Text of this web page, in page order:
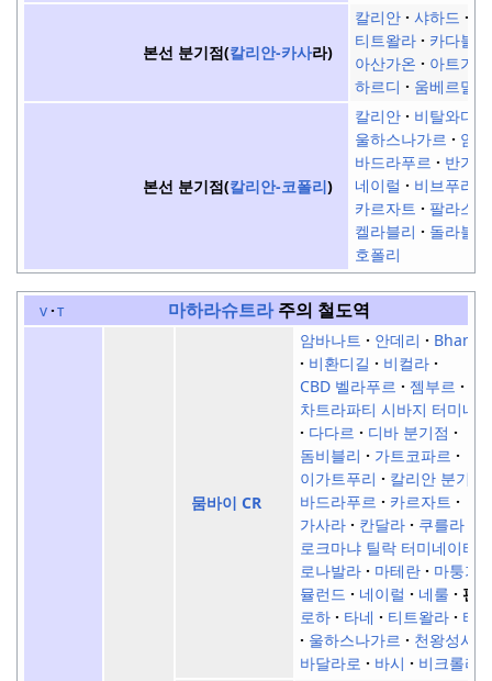
본선 분기점(칼리안-카사라)
칼리안 샤하드
티트왈라
카다블리
아산가온
아트가온
하르디
움베르말리
본선 분기점(칼리안-코폴리)
칼리안
비탈와디
울하스나가르
암
바드라푸르
반가니
네이럴
비브푸리길
카르자트
팔라스
켈라블리
돌라블리
호폴리
v t 마하라슈트라주의 철도역
뭄바이 CR
암바나트 안데리
비환디길
비컬라
CBD 벨라푸르
젬부르
차트라파티 시바지 터미네
다다르
디바 분기점
돔비블리
가트코파르
이가트푸리
칼리안 분기점
바드라푸르
카르자트
가사라
칸달라
쿠를라
로크마냐 틸락 터미네이터스
로나발라
마테란
마퉁가
뮬런드
네이럴 네룰
판벨
로하
타네 티트왈라
터
울하스나가르
천왕성시
바달라로
바시 비크롤리